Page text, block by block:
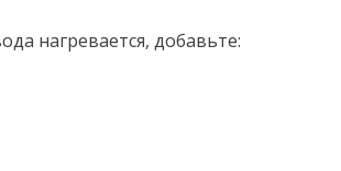
нагревается, добавьте: